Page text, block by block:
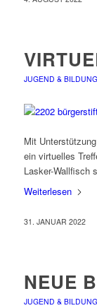
JUGEND & BILDUNG
Mit
ein virtuelles
Lasker-Wallfisch
Weiterlesen
31. JANUAR 2022
NEUE
JUGEND & BILDUNG